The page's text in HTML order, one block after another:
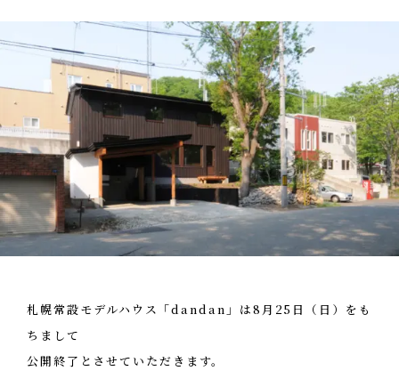
性能
設計施工
リノベーション
家づくりの流れ
施工エリア
メンテナンスと補償
タグで写真を見る
お客様の声
MODELHOUSE
NEWS
お知らせ
OPENHOUSE
オープンハウス
EVENT
イベント情報
REAL ESTATE
不動産情報
札幌常設モデルハウス「dandan」は8月25日（日）をも
ちまして
公開終了とさせていただきます。